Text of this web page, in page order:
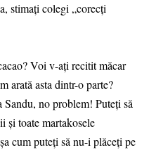
stimați colegi „corecți
Voi v-ați recitit măcar
arată asta dintr-o parte?
no problem! Puteți să
și toate martakosele
cum puteți să nu-i plăceți pe